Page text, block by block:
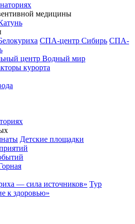
медицины
СПА-центр Сибирь СПА-
центр Водный мир
курорта
Детские площадки
— сила источников» Тур
к здоровью»